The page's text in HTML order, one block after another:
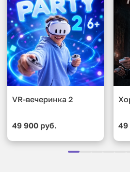
VR-вечеринка 2
49 900 руб. 49